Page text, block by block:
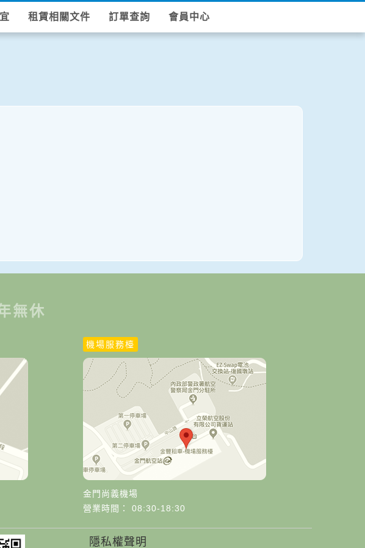
租賃相關文件 訂單查詢 會員中心
無休
機場服務檯
金門尚義機場
營業時間： 08:30-18:30
隱私權聲明